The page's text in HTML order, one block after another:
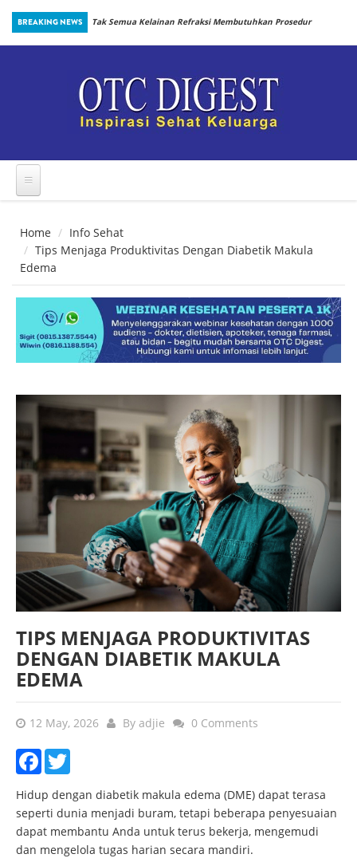
Skip to main content
BREAKING NEWS
Sejak
Tak Semua Kelainan Refraksi Membutuhkan Prosedur
Home
Info Sehat
Tips Menjaga Produktivitas Dengan Diabetik Makula
Edema
TIPS MENJAGA PRODUKTIVITAS
DENGAN DIABETIK MAKULA
EDEMA
12 May, 2026 By adjie 0 Comments
Facebook
Hidup dengan diabetik makula edema (DME) dapat terasa
seperti dunia menjadi buram, tetapi beberapa penyesuaian
dapat membantu Anda untuk terus bekerja, mengemudi
dan mengelola tugas harian secara mandiri.